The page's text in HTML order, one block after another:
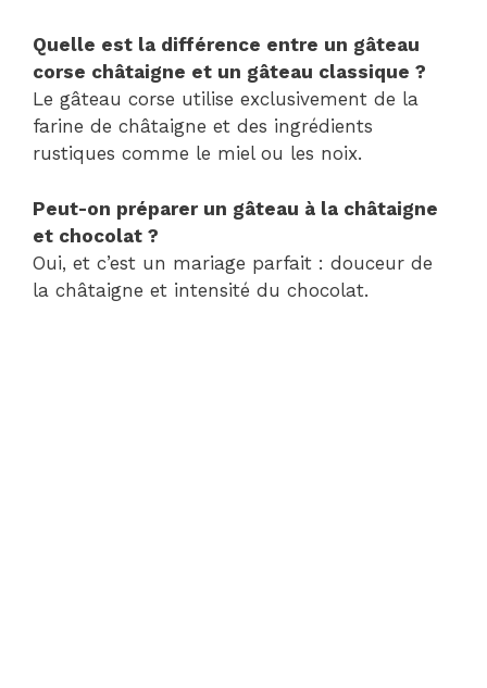
Quelle est la différence entre un gâteau
corse châtaigne et un gâteau classique ?
Le gâteau corse utilise exclusivement de la
farine de châtaigne et des ingrédients
rustiques comme le miel ou les noix.
Peut-on préparer un gâteau à la châtaigne
et chocolat ?
Oui, et c’est un mariage parfait : douceur de
la châtaigne et intensité du chocolat.